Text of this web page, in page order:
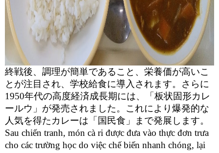
終戦後、調理が簡単であること、栄養価が高いこ
とが注目され、学校給食に導入されます。さらに
1950年代の高度経済成長期には、「板状固形カレ
ールウ」が発売されました。これにより爆発的な
人気を得たカレーは「国民食」まで発展します。
Sau chiến tranh, món cà ri được đưa vào thực đơn trưa
cho các trường học do việc chế biến nhanh chóng, lại